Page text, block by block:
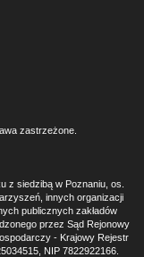
zastrzeżone.
z siedzibą w Poznaniu, os.
innych organizacji
publicznych zakładów
przez Sąd Rejonowy
- Krajowy Rejestr
NIP 7822922166.